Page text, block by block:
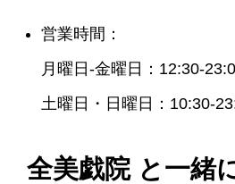
営業時間：
月曜日-金曜日：12:30-
土曜日・日曜日：10:30-
全美戯院 と一緒